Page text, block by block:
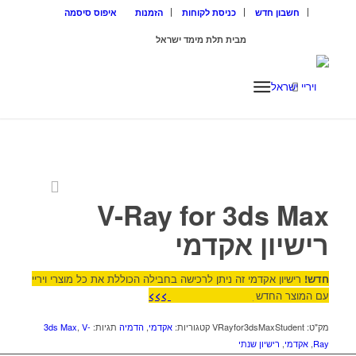
חשבון חדש כניסת לקוחות הזמנות איפוס סיסמה
מבית תלת מימד ישראל
V-Ray for 3ds Max
רישיון אקדמי
חדש! רישיון אקדמי זה ניתן לרכישה בחבילה הכוללת את כל מוצרי ויריי
עם המוצר החדש
מק"ט: VRayfor3dsMaxStudent קטגוריות: אקדמי, הדמיה תגיות: 3ds Max,V-
Ray
, אקדמי, רישיון שנתי